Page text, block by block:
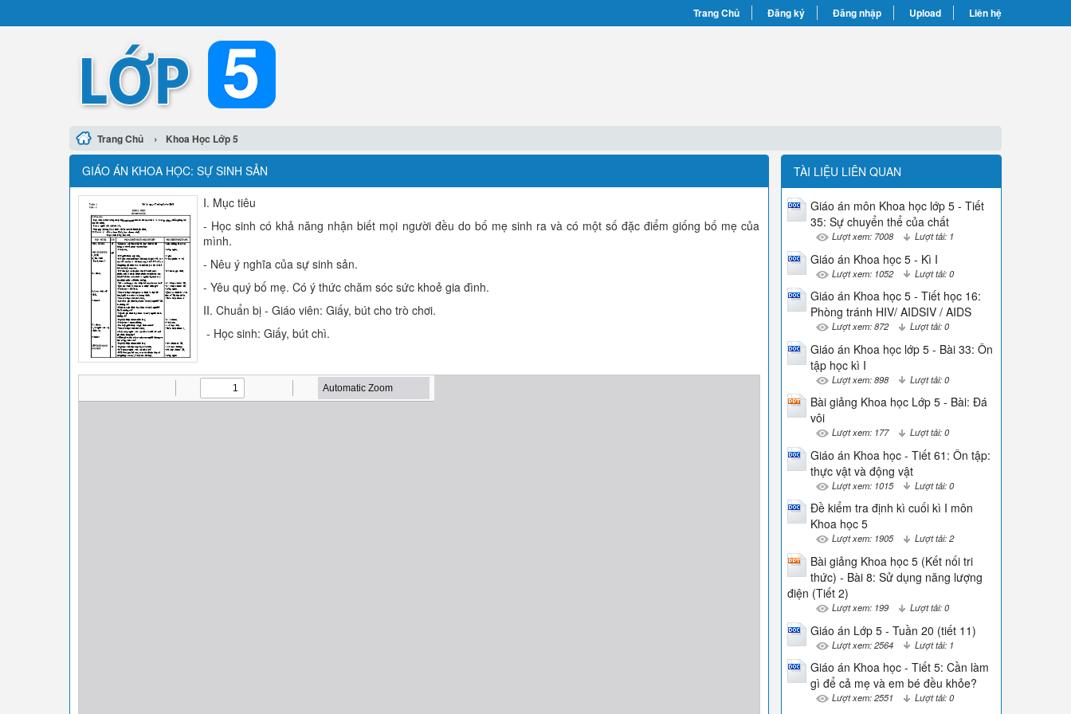
Trang Chủ Đăng ký Đăng nhập Upload Liên hệ
Trang Chủ › Khoa Học Lớp 5
GIÁO ÁN KHOA HỌC: SỰ SINH SẢN
I. Mục tiêu
- Học sinh có khả năng nhận biết mọi người đều do bố mẹ sinh ra và có một số đặc điểm giống bố mẹ của
mình.
- Nêu ý nghĩa của sự sinh sản.
- Yêu quý bố mẹ. Có ý thức chăm sóc sức khoẻ gia đình.
II. Chuẩn bị - Giáo viên: Giấy, bút cho trò chơi.
- Học sinh: Giấy, bút chì.
TÀI LIỆU LIÊN QUAN
Giáo án môn Khoa học lớp 5 - Tiết
35: Sự chuyển thể của chất
Lượt xem: 7008 Lượt tải: 1
Giáo án Khoa học 5 - Kì I
Lượt xem: 1052 Lượt tải: 0
Giáo án Khoa học 5 - Tiết học 16:
Phòng tránh HIV/ AIDSIV / AIDS
Lượt xem: 872 Lượt tải: 0
Giáo án Khoa học lớp 5 - Bài 33: Ôn
tập học kì I
Lượt xem: 898 Lượt tải: 0
Bài giảng Khoa học Lớp 5 - Bài: Đá
vôi
Lượt xem: 177 Lượt tải: 0
Giáo án Khoa học - Tiết 61: Ôn tập:
thực vật và động vật
Lượt xem: 1015 Lượt tải: 0
Đề kiểm tra định kì cuối kì I môn
Khoa học 5
Lượt xem: 1905 Lượt tải: 2
Bài giảng Khoa học 5 (Kết nối tri
thức) - Bài 8: Sử dụng năng lượng
điện (Tiết 2)
Lượt xem: 199 Lượt tải: 0
Giáo án Lớp 5 - Tuần 20 (tiết 11)
Lượt xem: 2564 Lượt tải: 1
Giáo án Khoa học - Tiết 5: Cần làm
gì để cả mẹ và em bé đều khỏe?
Lượt xem: 2551 Lượt tải: 0